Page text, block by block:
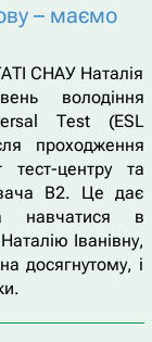
– маємо
СНАУ Наталія
володіння
Тest (ESL
проходження
тест-центру та
В2. Це дає
навчатися в
Іванівну,
досягнутому, і